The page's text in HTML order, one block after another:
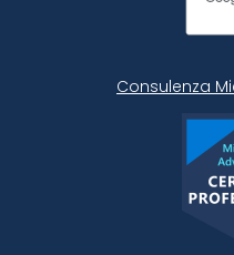
Consulenza